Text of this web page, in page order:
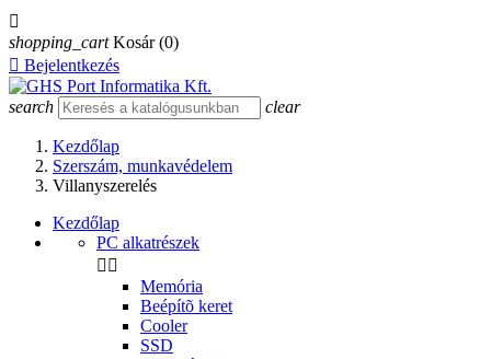

shopping_cart Kosár (0)
 Bejelentkezés
search clear
Kezdőlap
Szerszám, munkavédelem
Villanyszerelés
Kezdőlap
PC alkatrészek
 
Memória
Beépítõ keret
Cooler
SSD